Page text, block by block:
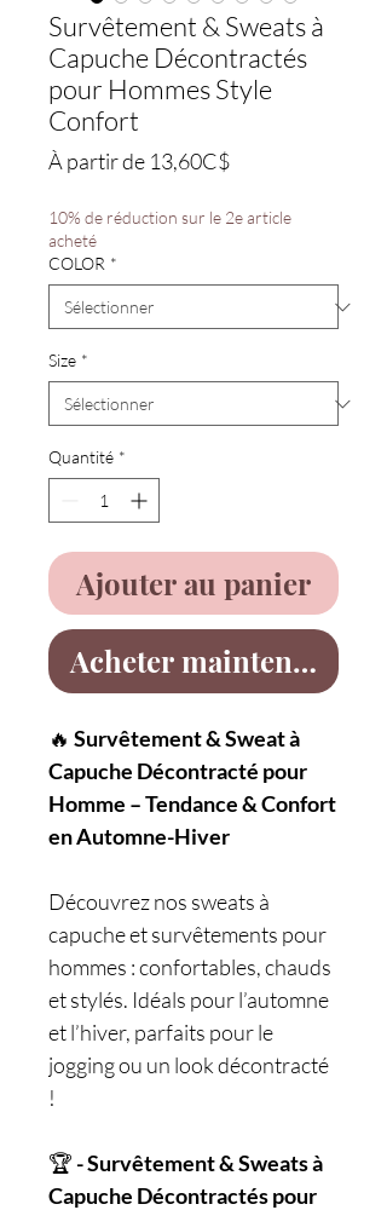
Survêtement & Sweats à
Capuche Décontractés
pour Hommes Style
Confort
À partir de 13,60C$Prix
10% de réduction sur le 2e article
acheté
COLOR *
Size *
Quantité *
Ajouter au panier
Acheter maintenant
🔥 Survêtement & Sweat à
Capuche Décontracté pour
Homme – Tendance & Confort
en Automne-Hiver
Découvrez nos sweats à
capuche et survêtements pour
hommes : confortables, chauds
et stylés. Idéals pour l’automne
et l’hiver, parfaits pour le
jogging ou un look décontracté
!
🏆-Survêtement & Sweats à
Capuche Décontractés pour